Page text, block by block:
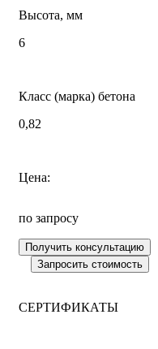
Высота, мм
6
Класс (марка) бетона
0,82
Цена:
по запросу
СЕРТИФИКАТЫ